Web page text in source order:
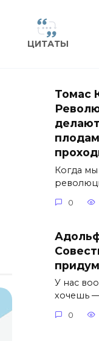
ЦИТАТЫ
Томас
Когда
0
У нас
хочешь
0